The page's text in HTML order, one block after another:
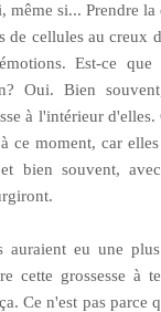
même si... Prendre
de cellules au creux
Est-ce que
Oui. Bien
à l'intérieur d'elles.
ce moment, car
bien souvent,
auraient eu une
cette grossesse à
Ce n'est pas parce